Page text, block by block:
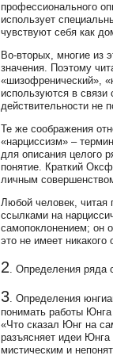
профессионального
использует
чувствуют себя как
Во-вторых, многие из
значения. Поэтому
«шизофренический»,
используются в
действительности не
Те же соображения
«нарциссизм» –
для описания целого
понятие. Краткий
личным
Любой человек, читая
ссылками на
самопоклонением; он
это не имеет
2. Определения ряда
3. Определения
понимать работы
«Что сказал Юнг на
разъясняет идеи Юнга
мистическим и